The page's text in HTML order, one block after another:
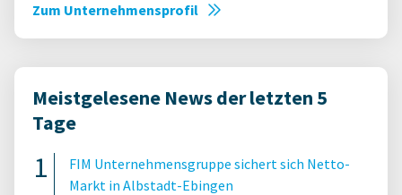
Zum Unternehmensprofil
Meistgelesene News der letzten 5
Tage
FIM Unternehmensgruppe sichert sich Netto-
Markt in Albstadt-Ebingen